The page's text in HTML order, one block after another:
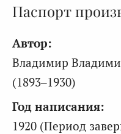
Паспорт
Автор:
Владимир
(1893–1930)
Год написания:
1920 (Период